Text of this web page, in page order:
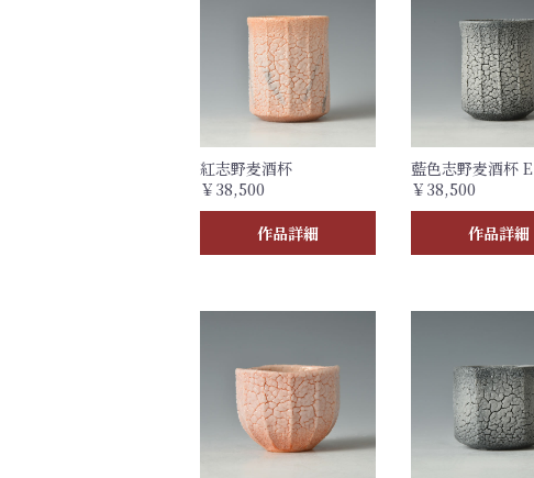
紅志野麦酒杯
￥38,500
作品詳細
藍色志野麦酒杯 E
￥38,500
作品詳細